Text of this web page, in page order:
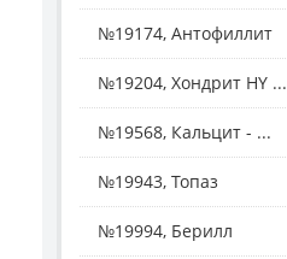
№19174, Антофиллит
№19204, Хондрит HY ...
№19568, Кальцит - ...
№19943, Топаз
№19994, Берилл